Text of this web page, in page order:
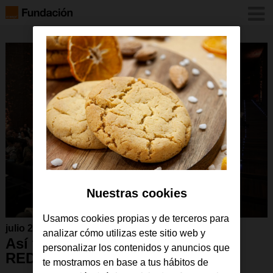
julio 2019
Así fue el Encuentro FPB en
RED 2019
Nuestras cookies
Usamos cookies propias y de terceros para
analizar cómo utilizas este sitio web y
personalizar los contenidos y anuncios que
te mostramos en base a tus hábitos de